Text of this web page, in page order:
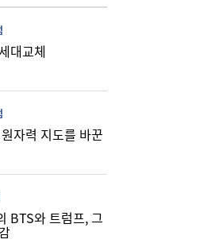
산…삼성 광주
이’
대교체
자력 지도를 바꾼
BTS와 트럼프, 그